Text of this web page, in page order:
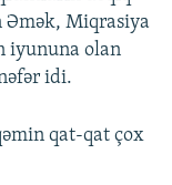
Əmək, Miqrasiya
iyununa olan
idi.
qat-qat çox